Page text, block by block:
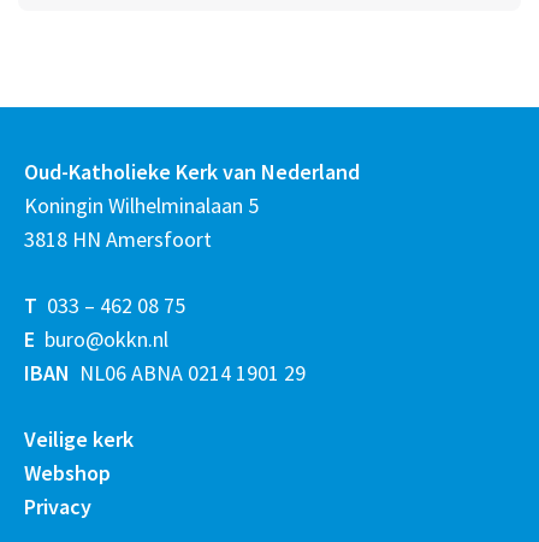
Oud-Katholieke Kerk van Nederland
Koningin Wilhelminalaan 5
3818 HN Amersfoort
T 033 – 462 08 75
E buro@okkn.nl
IBAN NL06 ABNA 0214 1901 29
Veilige kerk
Webshop
Privacy